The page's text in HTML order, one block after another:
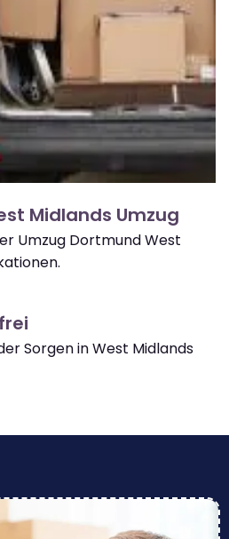
Midlands Umzug
Umzug Dortmund West
Sorgen in West Midlands